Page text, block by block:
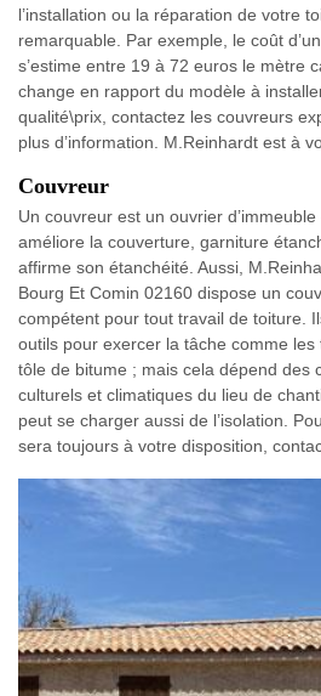
l’installation ou la réparation de votre
remarquable. Par exemple, le coût
s’estime entre 19 à 72 euros le mètre
change en rapport du modèle à
qualité\prix, contactez les couvreurs
plus d’information. M.Reinhardt est à
Couvreur
Un couvreur est un ouvrier
améliore la couverture, garniture
affirme son étanchéité. Aussi,
Bourg Et Comin 02160 dispose un
compétent pour tout travail de toiture.
outils pour exercer la tâche comme les
tôle de bitume ; mais cela dépend des
culturels et climatiques du lieu de
peut se charger aussi de l’isolation.
sera toujours à votre disposition,